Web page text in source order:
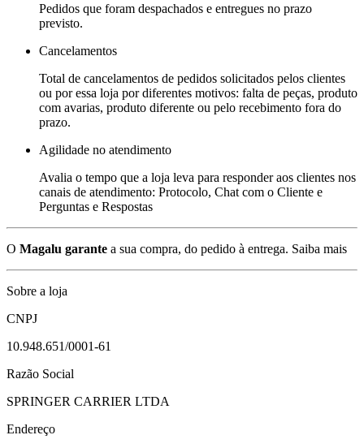
Pedidos que foram despachados e entregues no prazo
previsto.
Cancelamentos
Total de cancelamentos de pedidos solicitados pelos clientes
ou por essa loja por diferentes motivos: falta de peças, produto
com avarias, produto diferente ou pelo recebimento fora do
prazo.
Agilidade no atendimento
Avalia o tempo que a loja leva para responder aos clientes nos
canais de atendimento: Protocolo, Chat com o Cliente e
Perguntas e Respostas
O Magalu garante a sua compra, do pedido à entrega. Saiba mais
Sobre a loja
CNPJ
10.948.651/0001-61
Razão Social
SPRINGER CARRIER LTDA
Endereço